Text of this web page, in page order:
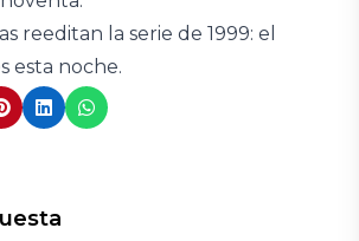
reeditan la serie de 1999: el
esta noche.